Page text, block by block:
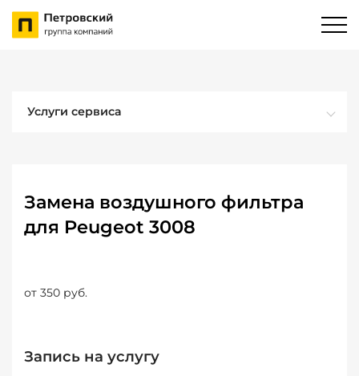
Услуги сервиса
Замена воздушного фильтра
для Peugeot 3008
от 350 руб.
Запись на услугу